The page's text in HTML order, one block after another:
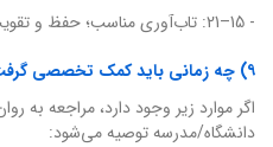
- 15–21: تاب‌آوری مناسب؛ حفظ و تقویت
۹) چه زمانی باید کمک تخصصی گرفت؟
اگر موارد زیر وجود دارد، مراجعه
دانشگاه/مدرسه توصیه می‌شود: